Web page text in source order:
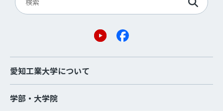
愛知工業大学について
学部・大学院